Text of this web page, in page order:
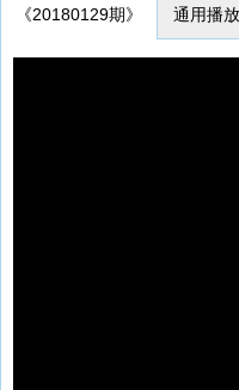
《20180129期》 通用播